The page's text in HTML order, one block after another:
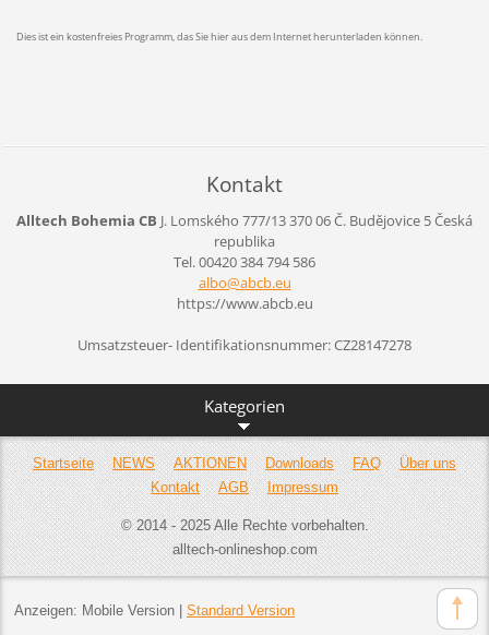
Dies ist ein kostenfreies Programm, das Sie hier aus dem Internet herunterladen können.
Kontakt
Alltech Bohemia CB J. Lomského 777/13370 06 Č. Budějovice 5Česká
republika
Tel. 00420 384 794 586
albo@abcb.eu
https://www.abcb.eu
Umsatzsteuer- Identifikationsnummer: CZ28147278
Kategorien
Startseite NEWS AKTIONEN Downloads FAQ
Über uns
Kontakt
AGB Impressum
© 2014 - 2025 Alle Rechte vorbehalten.
alltech-onlineshop.com
Anzeigen: Mobile Version| Standard Version